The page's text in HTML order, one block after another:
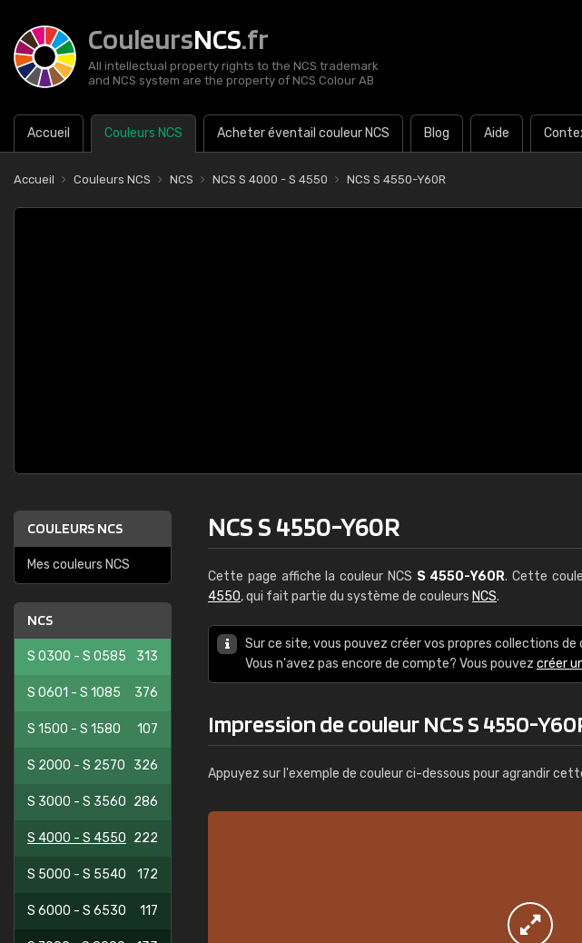
CouleursNCS.fr
All intellectual property rights to the NCS trademark
and NCS system are the property of NCS Colour AB
Accueil Couleurs NCS Acheter éventail couleur NCS Blog Aide
Accueil Couleurs NCS NCS NCS S 4000 - S 4550 NCS S 4550-Y60R
COULEURS NCS
Mes couleurs NCS
NCS
S 0300 - S 0585 313
S 0601 - S 1085 376
S 1500 - S 1580 107
S 2000 - S 2570 326
S 3000 - S 3560 286
S 4000 - S 4550 222
S 5000 - S 5540 172
S 6000 - S 6530 117
NCS S 4550-Y60R
Cette page affiche la couleur NCS S 4550-Y60R. Cette
4550, qui fait partie du système de couleurs NCS.
Sur ce site, vous pouvez créer vos propres collections de
Vous n'avez pas encore de compte? Vous pouvez créer
Impression de couleur NCS S 4550-
Appuyez sur l'exemple de couleur ci-dessous pour agrandir